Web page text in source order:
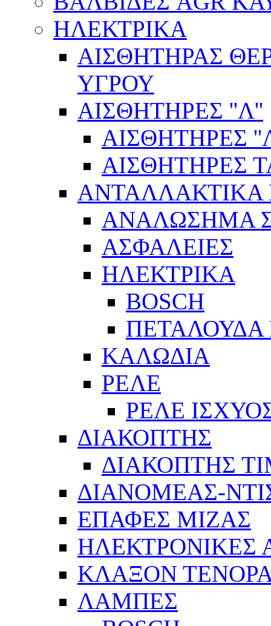
ΗΛΕΚΤΡΙΚΑ
ΑΙΣΘΗΤΗΡΑΣ
ΥΓΡΟΥ
ΑΙΣΘΗΤΗΡΕΣ ''Λ''
ΑΙΣΘΗΤΗΡEΣ
ΑΙΣΘΗΤΗΡEΣ
ΑΝΤΑΛΛΑΚΤΙΚΑ
ΑΝΑΛΩΣΗΜΑ
ΑΣΦΑΛΕΙΕΣ
ΗΛΕΚΤΡΙΚΑ
BOSCH
ΠΕΤΑΛΟΥΔΑ
ΚΑΛΩΔΙΑ
ΡΕΛΕ
ΡΕΛΕ
ΔΙΑΚΟΠΤΗΣ
ΔΙΑΚΟΠΤΗΣ
ΔΙΑΝΟΜΕΑΣ-
ΕΠΑΦΕΣ ΜΙΖΑΣ
ΗΛΕΚΤΡΟΝΙΚΕΣ
ΚΛΑΞΟΝ
ΛΑΜΠΕΣ